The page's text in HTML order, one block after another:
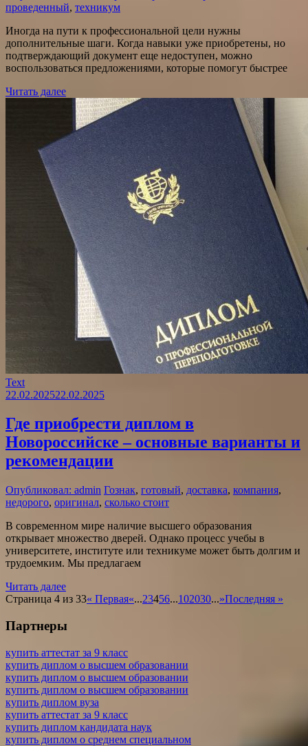
проведенный, техникум
Иногда на пути к профессиональной цели нужны
дополнительные шаги. Когда навыки уже приобретены, но
подтверждающий документ еще недоступен, можно
воспользоваться предложениями, которые помогут быстрее
Читать далее
Text
22.02.202522.02.2025
Где приобрести диплом в
Новороссийске – основные варианты и
рекомендации
Опубликовал: admin Гознак, готовый, доставка, компания,
недорого, оригинал, сколько стоит
В современном мире наличие высшего образования
открывает множество дверей. Однако процесс учебы в
университете, институте или техникуме может быть долгим и
трудоемким. Мы предлагаем
Читать далее
Страница 4 из 33« Первая«...23456...102030...»Последняя »
Партнеры
купить аттестат за 9 класс
купить диплом о высшем образовании
купить диплом о высшем образовании
купить диплом о высшем образовании
купить диплом вуза
купить аттестат за 9 класс
купить диплом кандидата наук
купить диплом о среднем специальном